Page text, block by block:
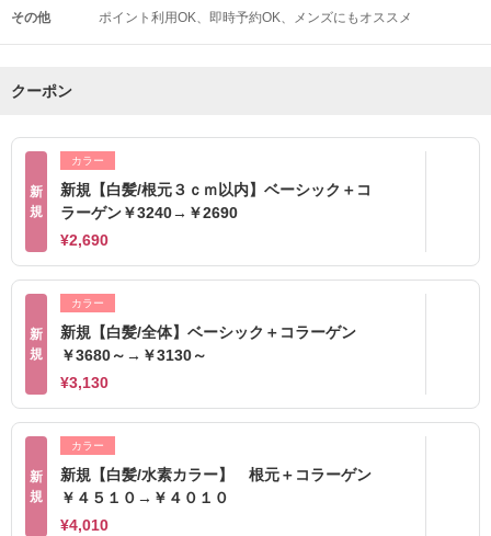
その他 ポイント利用OK 即時予約OK メンズにもオススメ
クーポン
新
規
カラー
新規【白髪/根元３ｃｍ以内】ベーシック＋コ
ラーゲン￥3240→￥2690
¥2,690
新
規
カラー
新規【白髪/全体】ベーシック＋コラーゲン
￥3680～→￥3130～
¥3,130
新
規
カラー
新規【白髪/水素カラー】 根元＋コラーゲン
￥４５１０→￥４０１０
¥4,010